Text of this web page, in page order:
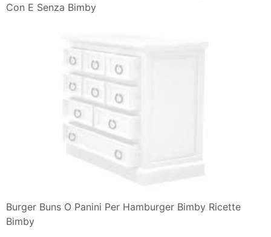
Con E Senza Bimby
Burger Buns O Panini Per Hamburger Bimby Ricette
Bimby